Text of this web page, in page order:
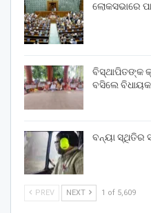
ଲୋକସଭାରେ
ବିସ୍ଥାପିତଙ୍କ
ବସିଲେ ବିଧାୟକ
ବନ୍ୟା ସ୍ଥିତିର
PREV NEXT 1 of 5,609